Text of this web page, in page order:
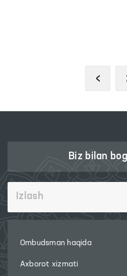
‹
Biz bilan
Ombudsman haqida
Axborot xizmati